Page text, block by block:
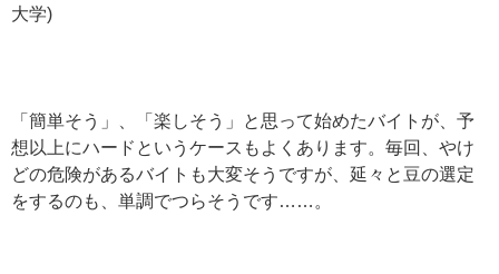
大学)
「簡単そう」、「楽しそう」と思って始めたバイトが、予
想以上にハードというケースもよくあります。毎回、やけ
どの危険があるバイトも大変そうですが、延々と豆の選定
をするのも、単調でつらそうです……。